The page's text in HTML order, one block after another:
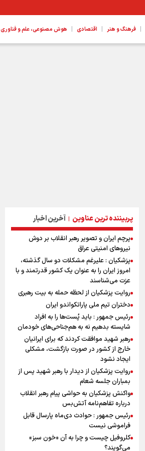
| فرهنگ و هنر | اقتصادی | هوش مصنوعی، علم و فناوری
پربیننده ترین عناوین | آخرین اخبار
پرچم ایران و تصویر رهبر انقلاب بر دوش
نیروهای امنیتی عراق
پزشکیان : علیرغم مشکلات دو سال گذشته،
امروز ایران را به عنوان یک کشور قدرتمند و با
عزت می‌شناسند
روایت پزشکیان از لحظه حمله به بیت رهبری
دختران تیم ملی پاراتکواندو ایران
رئیس جمهور : باید پُست‌ها را به افراد
شایسته بدهیم نه به هم‌جناحی‌های خودمان
رهبر شهید موافقت کردند که برای ایرانیان
خارج از کشور در صورت بازگشت، مشکلی
ایجاد نشود
روایت پزشکیان از دیدار با رهبر شهید پس از
بمباران جلسه شعام
واکنش پزشکیان به حواشی پیام رهبر انقلاب
درباره تفاهم‌نامه آتش‌بس
رئیس جمهور : حوادث دی‌ماه پارسال قابل
فراموشی نیست
کلروفیل چیست و چرا به آن «خون سبز»
می‌گویند؟